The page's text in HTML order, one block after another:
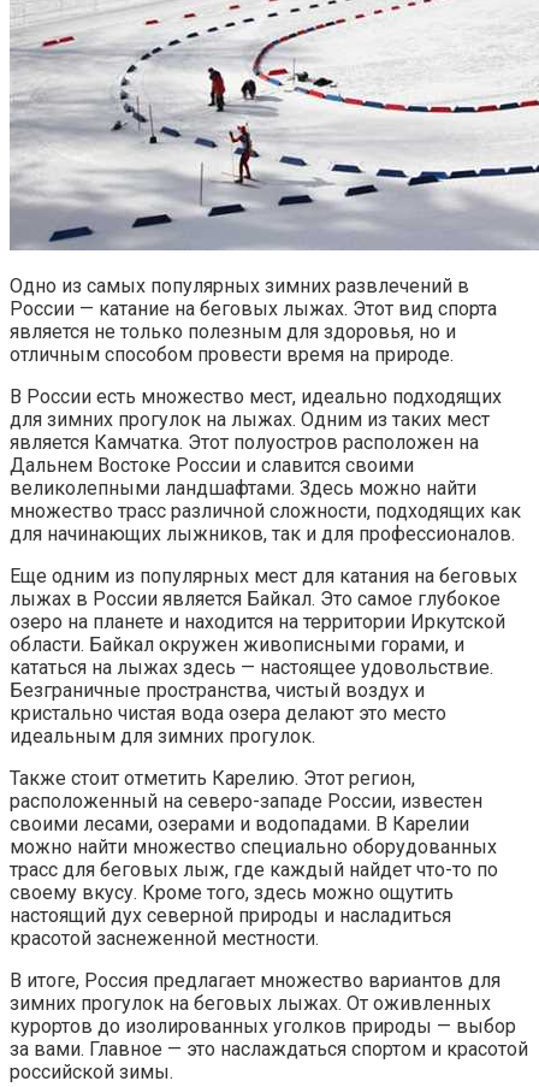
Одно из самых популярных зимних развлечений в
России — катание на беговых лыжах. Этот вид спорта
является не только полезным для здоровья, но и
отличным способом провести время на природе.
В России есть множество мест, идеально подходящих
для зимних прогулок на лыжах. Одним из таких мест
является Камчатка. Этот полуостров расположен на
Дальнем Востоке России и славится своими
великолепными ландшафтами. Здесь можно найти
множество трасс различной сложности, подходящих как
для начинающих лыжников, так и для профессионалов.
Еще одним из популярных мест для катания на беговых
лыжах в России является Байкал. Это самое глубокое
озеро на планете и находится на территории Иркутской
области. Байкал окружен живописными горами, и
кататься на лыжах здесь — настоящее удовольствие.
Безграничные пространства, чистый воздух и
кристально чистая вода озера делают это место
идеальным для зимних прогулок.
Также стоит отметить Карелию. Этот регион,
расположенный на северо-западе России, известен
своими лесами, озерами и водопадами. В Карелии
можно найти множество специально оборудованных
трасс для беговых лыж, где каждый найдет что-то по
своему вкусу. Кроме того, здесь можно ощутить
настоящий дух северной природы и насладиться
красотой заснеженной местности.
В итоге, Россия предлагает множество вариантов для
зимних прогулок на беговых лыжах. От оживленных
курортов до изолированных уголков природы — выбор
за вами. Главное — это наслаждаться спортом и красотой
российской зимы.